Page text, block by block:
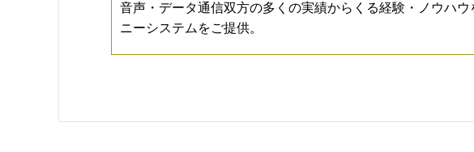
音声・データ通信双方の多くの実績からくる経験・ノウハ
ニーシステムをご提供。